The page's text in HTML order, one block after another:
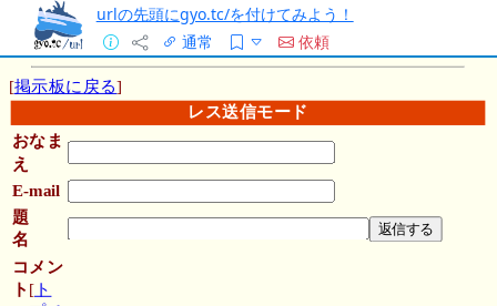
urlの先頭にgyo.tc/を付けてみよう！
通常
依頼